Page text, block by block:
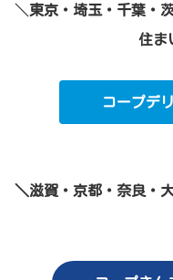
＼ 東京・埼玉・千葉・
住ま
コープデ
＼滋賀・京都・奈良・